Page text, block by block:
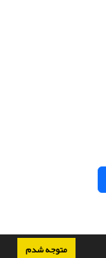
متوجه شدم